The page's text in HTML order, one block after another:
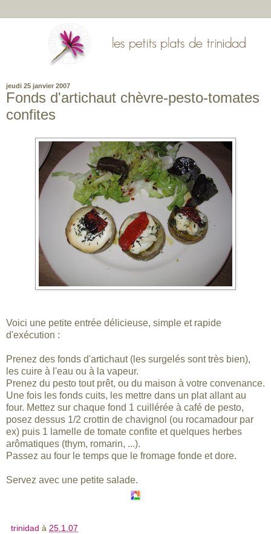
jeudi 25 janvier 2007
Fonds d'artichaut chèvre-pesto-tomates
confites
Voici une petite entrée délicieuse, simple et rapide
d'exécution :
Prenez des fonds d'artichaut (les surgelés sont très bien),
les cuire à l'eau ou à la vapeur.
Prenez du pesto tout prêt, ou du maison à votre convenance.
Une fois les fonds cuits, les mettre dans un plat allant au
four. Mettez sur chaque fond 1 cuillérée à café de pesto,
posez dessus 1/2 crottin de chavignol (ou rocamadour par
ex) puis 1 lamelle de tomate confite et quelques herbes
arômatiques (thym, romarin, ...).
Passez au four le temps que le fromage fonde et dore.
Servez avec une petite salade.
trinidad à 25.1.07